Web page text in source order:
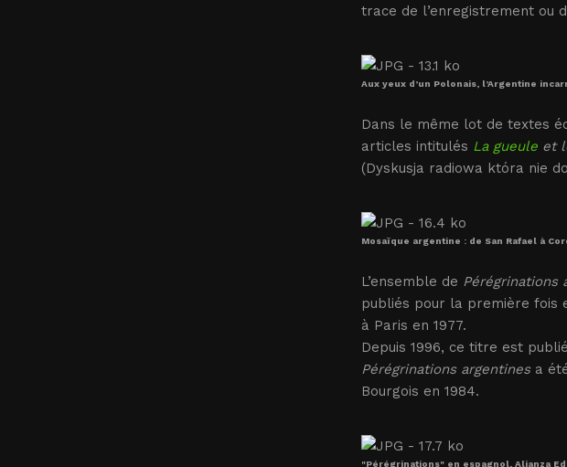
trace de l’enregistrement ou
Aux yeux d’un Polonais, l’Argentine
Dans le même lot de textes
articles intitulés La gueuleet
(Dyskusja radiowa która nie
Mosaïque argentine : de San Rafael à
L’ensemble de Pérégrinations
publiés pour la première fois
à Paris en 1977.
Depuis 1996, ce titre est
Pérégrinations argentinesa
Bourgois en 1984.
"Pérégrinations" en espagnol, Alianza